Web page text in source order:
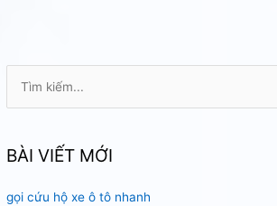
k
ế
BÀI VIẾT MỚI
gọi cứu hộ xe ô tô nhanh